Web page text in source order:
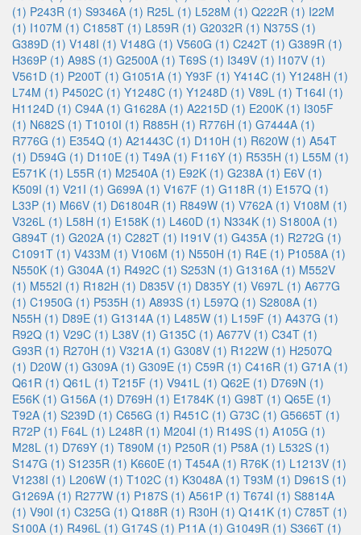
(1) P243R (1) S9346A (1) R25L (1) L528M (1) Q222R (1) I22M
(1) I107M (1) C1858T (1) L859R (1) G2032R (1) N375S (1)
G389D (1) V148I (1) V148G (1) V560G (1) C242T (1) G389R (1)
H369P (1) A98S (1) G2500A (1) T69S (1) I349V (1) I107V (1)
V561D (1) P200T (1) G1051A (1) Y93F (1) Y414C (1) Y1248H (1)
L74M (1) P4502C (1) Y1248C (1) Y1248D (1) V89L (1) T164I (1)
H1124D (1) C94A (1) G1628A (1) A2215D (1) E200K (1) I305F
(1) N682S (1) T1010I (1) R885H (1) R776H (1) G7444A (1)
R776G (1) E354Q (1) A21443C (1) D110H (1) R620W (1) A54T
(1) D594G (1) D110E (1) T49A (1) F116Y (1) R535H (1) L55M (1)
E571K (1) L55R (1) M2540A (1) E92K (1) G238A (1) E6V (1)
K509I (1) V21I (1) G699A (1) V167F (1) G118R (1) E157Q (1)
L33P (1) M66V (1) D61804R (1) R849W (1) V762A (1) V108M (1)
V326L (1) L58H (1) E158K (1) L460D (1) N334K (1) S1800A (1)
G894T (1) G202A (1) C282T (1) I191V (1) G435A (1) R272G (1)
C1091T (1) V433M (1) V106M (1) N550H (1) R4E (1) P1058A (1)
N550K (1) G304A (1) R492C (1) S253N (1) G1316A (1) M552V
(1) M552I (1) R182H (1) D835V (1) D835Y (1) V697L (1) A677G
(1) C1950G (1) P535H (1) A893S (1) L597Q (1) S2808A (1)
N55H (1) D89E (1) G1314A (1) L485W (1) L159F (1) A437G (1)
R92Q (1) V29C (1) L38V (1) G135C (1) A677V (1) C34T (1)
G93R (1) R270H (1) V321A (1) G308V (1) R122W (1) H2507Q
(1) D20W (1) G309A (1) G309E (1) C59R (1) C416R (1) G71A (1)
Q61R (1) Q61L (1) T215F (1) V941L (1) Q62E (1) D769N (1)
E56K (1) G156A (1) D769H (1) E1784K (1) G98T (1) Q65E (1)
T92A (1) S239D (1) C656G (1) R451C (1) G73C (1) G5665T (1)
R72P (1) F64L (1) L248R (1) M204I (1) R149S (1) A105G (1)
M28L (1) D769Y (1) T890M (1) P250R (1) P58A (1) L532S (1)
S147G (1) S1235R (1) K660E (1) T454A (1) R76K (1) L1213V (1)
V1238I (1) L206W (1) T102C (1) K3048A (1) T93M (1) D961S (1)
G1269A (1) R277W (1) P187S (1) A561P (1) T674I (1) S8814A
(1) V90I (1) C325G (1) Q188R (1) R30H (1) Q141K (1) C785T (1)
S100A (1) R496L (1) G174S (1) P11A (1) G1049R (1) S366T (1)